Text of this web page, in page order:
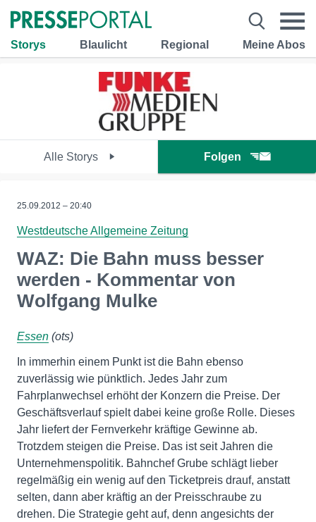
Storys Blaulicht Regional Meine Abos
Alle Storys Folgen
25.09.2012 – 20:40
Westdeutsche Allgemeine Zeitung
WAZ: Die Bahn muss besser
werden - Kommentar von
Wolfgang Mulke
Essen (ots)
In immerhin einem Punkt ist die Bahn ebenso
zuverlässig wie pünktlich. Jedes Jahr zum
Fahrplanwechsel erhöht der Konzern die Preise. Der
Geschäftsverlauf spielt dabei keine große Rolle. Dieses
Jahr liefert der Fernverkehr kräftige Gewinne ab.
Trotzdem steigen die Preise. Das ist seit Jahren die
Unternehmenspolitik. Bahnchef Grube schlägt lieber
regelmäßig ein wenig auf den Ticketpreis drauf, anstatt
selten, dann aber kräftig an der Preisschraube zu
drehen. Die Strategie geht auf, denn angesichts der